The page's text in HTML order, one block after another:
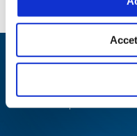
Specialisti
Abbiamo sviluppato
strumenti per diverse